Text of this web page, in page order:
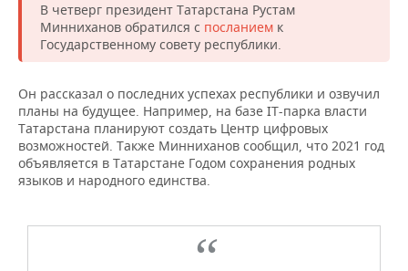
В четверг президент Татарстана Рустам
Минниханов обратился с посланием к
Государственному совету республики.
Он рассказал о последних успехах республики и озвучил
планы на будущее. Например, на базе IT-парка власти
Татарстана планируют создать Центр цифровых
возможностей. Также Минниханов сообщил, что 2021 год
объявляется в Татарстане Годом сохранения родных
языков и народного единства.